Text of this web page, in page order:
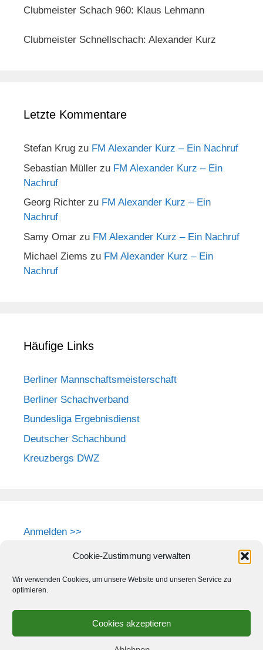
Cookie-Zustimmung verwalten
Wir verwenden Cookies, um unsere Website und unseren Service zu
optimieren.
Cookies akzeptieren
Clubmeister Schach 960: Klaus Lehmann
Clubmeister Schnellschach: Alexander Kurz
Letzte Kommentare
Stefan Krug zu FM Alexander Kurz – Ein Nachruf
Sebastian Müller zu FM Alexander Kurz – Ein
Nachruf
Georg Richter zu FM Alexander Kurz – Ein
Nachruf
Samy Omar zu FM Alexander Kurz – Ein Nachruf
Michael Ziems zu FM Alexander Kurz – Ein
Nachruf
Häufige Links
Berliner Mannschaftsmeisterschaft
Berliner Schachverband
Bundesliga Ergebnisdienst
Deutscher Schachbund
Kreuzbergs DWZ
Anmelden >>